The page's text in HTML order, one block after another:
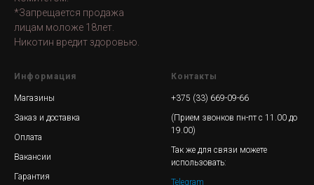
*Запрещается продажа
лицам моложе 18лет.
Никотин вредит здоровью.
Информация
Магазины
Заказ и доставка
Оплата
Вакансии
Гарантия
Контакты
+375 (33) 669-09-66
(Прием звонков пн-пт с 11.00 до
19.00)
Так же для связи можете
использовать:
Telegram